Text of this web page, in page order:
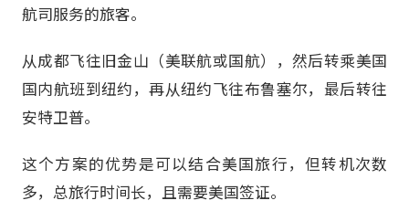
航司服务的旅客。
从成都飞往旧金山（美联航或国航），然后转乘美国
国内航班到纽约，再从纽约飞往布鲁塞尔，最后转往
安特卫普。
这个方案的优势是可以结合美国旅行，但转机次数
多，总旅行时间长，且需要美国签证。